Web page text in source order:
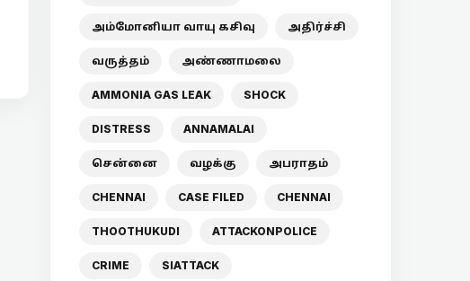
அம்மோனியா வாயு கசிவு அதிர்ச்சி
வருத்தம் அண்ணாமலை
AMMONIA GAS LEAK SHOCK
DISTRESS ANNAMALAI
சென்னை வழக்கு அபராதம்
CHENNAI CASE FILED CHENNAI
THOOTHUKUDI ATTACKONPOLICE
CRIME SIATTACK